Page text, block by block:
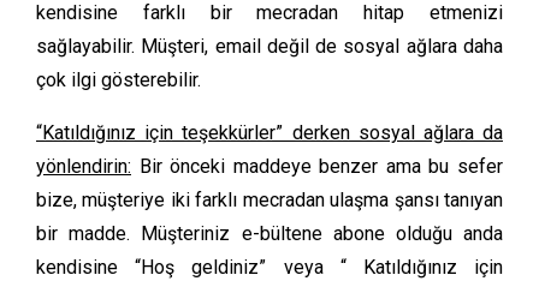
kendisine farklı bir mecradan hitap etmenizi
sağlayabilir. Müşteri, email değil de sosyal ağlara daha
çok ilgi gösterebilir.
“Katıldığınız için teşekkürler” derken sosyal ağlara da
yönlendirin: Bir önceki maddeye benzer ama bu sefer
bize, müşteriye iki farklı mecradan ulaşma şansı tanıyan
bir madde. Müşteriniz e-bültene abone olduğu anda
kendisine “Hoş geldiniz” veya “ Katıldığınız için